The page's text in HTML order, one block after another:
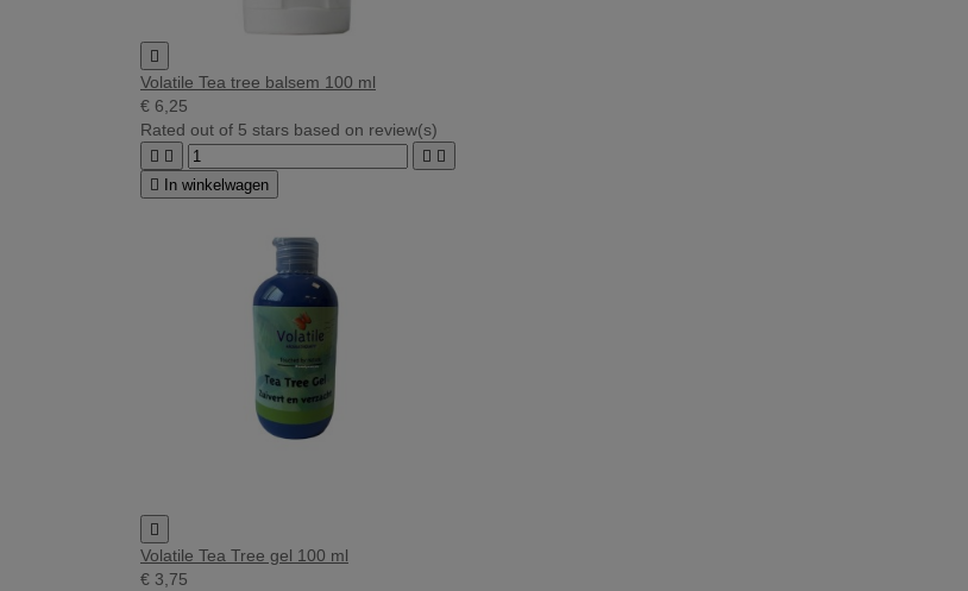

Volatile Tea tree balsem 100 ml
€ 6,25
Rated out of 5 stars based on review(s)
   

In winkelwagen

Volatile Tea Tree gel 100 ml
€ 3,75